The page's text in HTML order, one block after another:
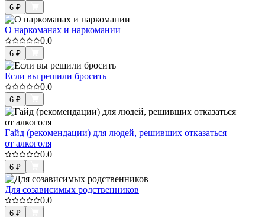
6 ₽
О наркоманах и наркомании
0.0
6 ₽
Если вы решили бросить
0.0
6 ₽
Гайд (рекомендации) для людей, решивших отказаться
от алкоголя
0.0
6 ₽
Для созависимых родственников
0.0
6 ₽